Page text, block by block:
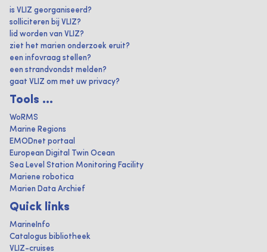
is VLIZ georganiseerd?
solliciteren bij VLIZ?
lid worden van VLIZ?
ziet het marien onderzoek eruit?
een infovraag stellen?
een strandvondst melden?
gaat VLIZ om met uw privacy?
Tools ...
WoRMS
Marine Regions
EMODnet portaal
European Digital Twin Ocean
Sea Level Station Monitoring Facility
Mariene robotica
Marien Data Archief
Quick links
MarineInfo
Catalogus bibliotheek
VLIZ-cruises